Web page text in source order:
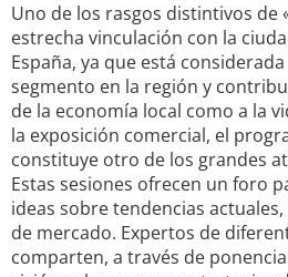
Uno de los rasgos distintivos de
estrecha vinculación con la
España, ya que está
segmento en la región y
de la economía local como a la
la exposición comercial, el
constituye otro de los grandes
Estas sesiones ofrecen un foro
ideas sobre tendencias
de mercado. Expertos de
comparten, a través de